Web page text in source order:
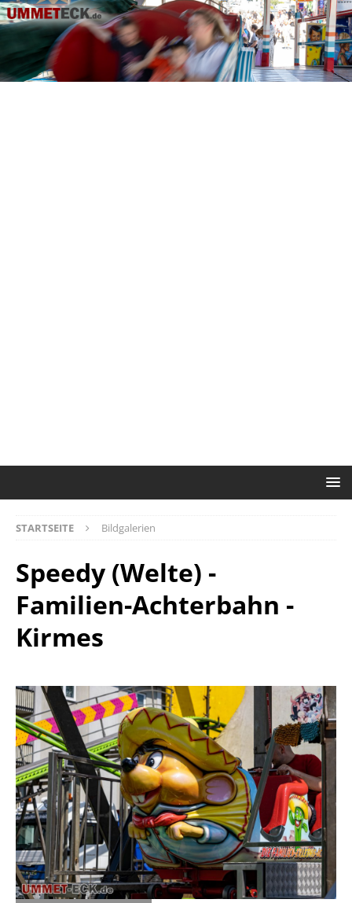
STARTSEITE Bildgalerien
Speedy (Welte) -
Familien-Achterbahn -
Kirmes